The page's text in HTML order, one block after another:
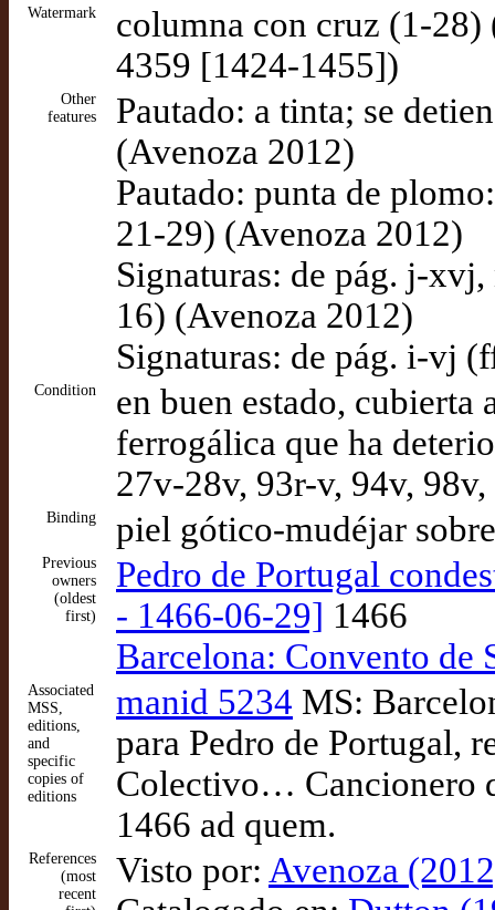
Watermark
columna con cruz (1-
4359 [1424-1455])
Other
features
Pautado: a tinta; se
(Avenoza 2012)
Pautado: punta de
21-29) (Avenoza 2012)
Signaturas: de pág. j-
16) (Avenoza 2012)
Signaturas: de pág. i-vj
Condition
en buen estado,
ferrogálica que ha
27v-28v, 93r-v, 94v,
Binding piel gótico-mudéjar
Previous
owners
(oldest
first)
Pedro de Portugal
- 1466-06-29] 1466
Barcelona: Convento de
Associated
MSS,
editions,
and
specific
copies of
editions
manid 5234 MS:
para Pedro de Portugal,
Colectivo… Cancionero
1466 ad quem.
References
(most
recent
Visto por: Avenoza